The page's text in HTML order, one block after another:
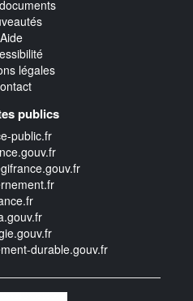
Aide
légales
publics
public.fr
durable.gouv.fr